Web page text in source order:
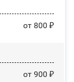
от 800 ₽
от 900 ₽